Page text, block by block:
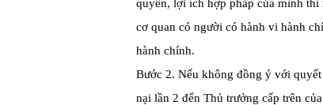
quyền, lợi ích hợp pháp của mình
cơ quan có người có hành vi hành
hành chính.
Bước 2. Nếu không đồng ý với
nại lần 2 đến Thủ trưởng cấp trên